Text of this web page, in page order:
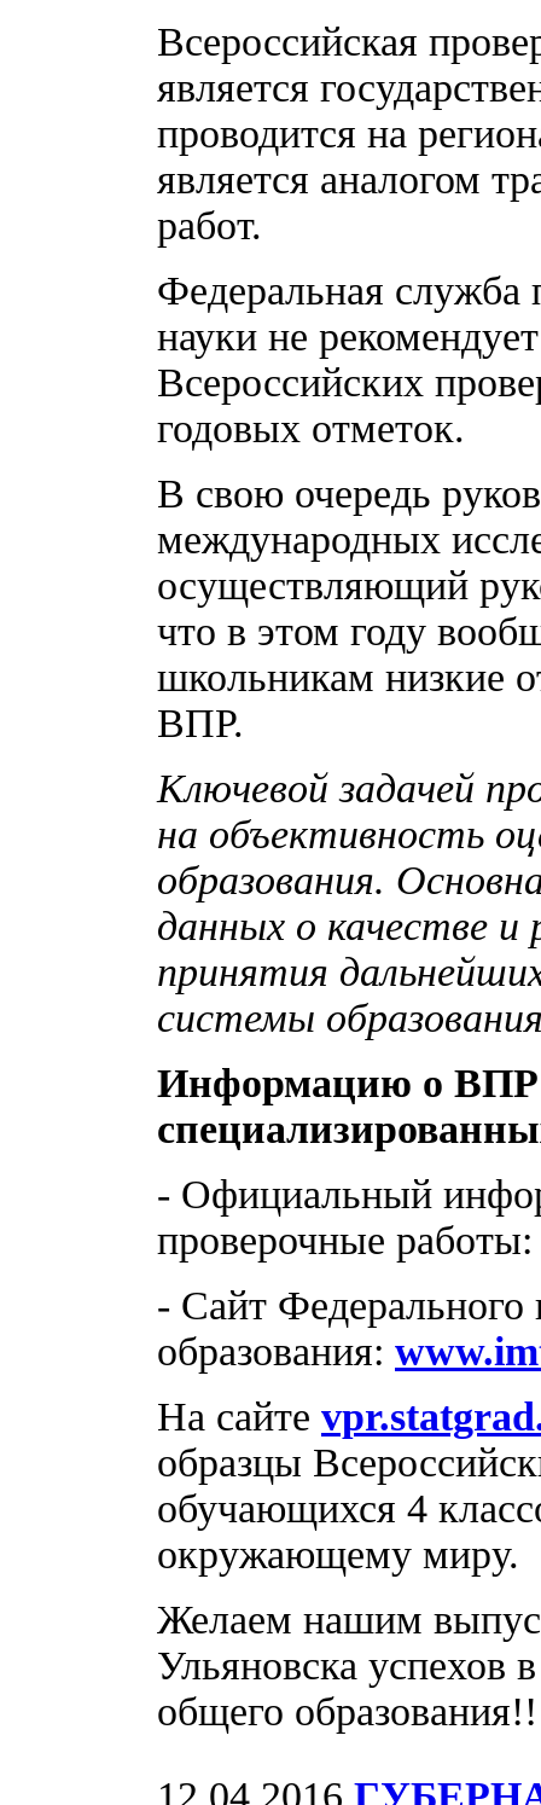
Всероссийская
является
проводится на
является аналогом
работ.
Федеральная служба
науки не
Всероссийских
годовых отметок.
В свою очередь
международных
осуществляющий
что в этом году
школьникам низкие
ВПР.
Ключевой задачей
на объективность
образования.
данных о качестве и
принятия
системы
Информацию о ВПР
- Официальный
проверочные
- Сайт Федерального
образования:
На сайте
образцы
обучающихся 4
окружающему миру.
Желаем нашим
Ульяновска успехов
общего
12.04.2016